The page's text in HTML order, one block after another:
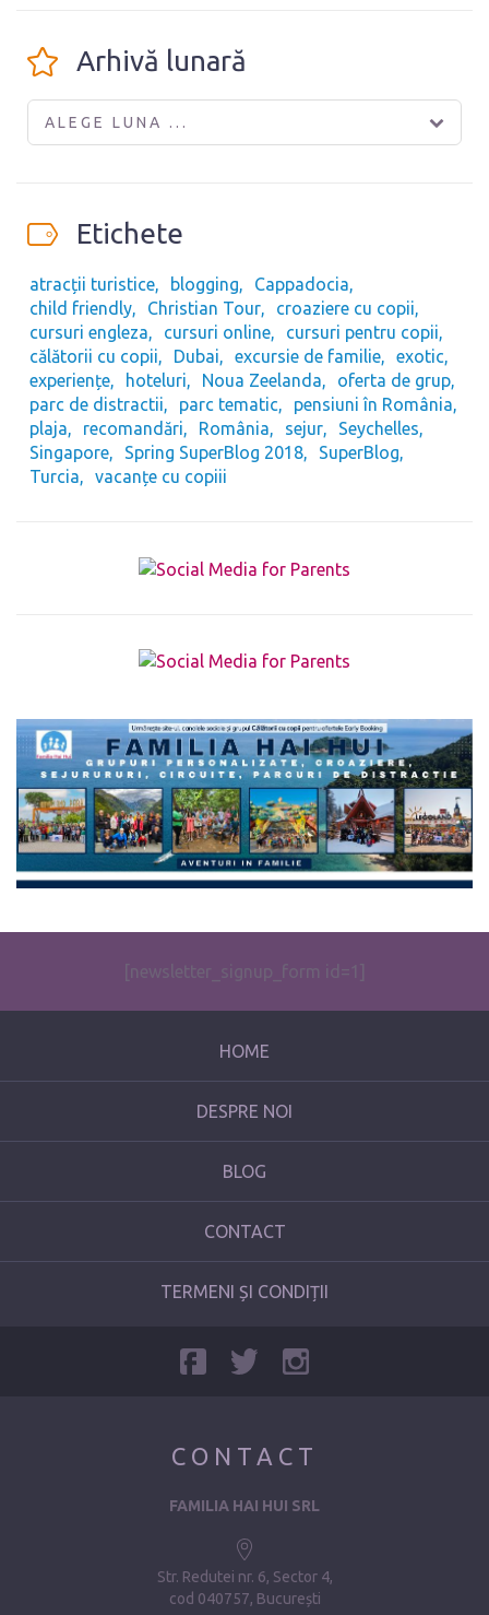
Arhivă lunară
ALEGE LUNA ...
Etichete
atracții turistice blogging
Cappadocia
child friendly
Christian Tour
croaziere cu copii
cursuri engleza
cursuri online
cursuri pentru copii
călătorii cu copii
Dubai excursie de familie
exotic
experiențe
hoteluri Noua Zeelanda
oferta de grup
parc de distractii
parc tematic
pensiuni în România
plaja
recomandări România sejur
Seychelles
Singapore
Spring SuperBlog 2018
SuperBlog
Turcia
vacanțe cu copiii
The form you have selected does not exist.
[newsletter_signup_form id=1]
HOME
DESPRE NOI
BLOG
CONTACT
TERMENI ȘI CONDIȚII
CONTACT
FAMILIA HAI HUI SRL
Str. Redutei nr. 6, Sector 4
cod 040757, București